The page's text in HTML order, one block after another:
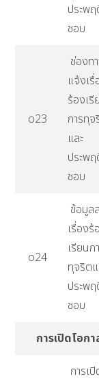
ประพ
ชอบ
o23
ช่องท
แจ้งเรื่
ร้องเรี
การทุจ
และ
ประพ
ชอบ
o24
ข้อมูล
เรื่องร้
เรียนก
ทุจริต
ประพ
ชอบ
การเปิดโอก
การเปิ